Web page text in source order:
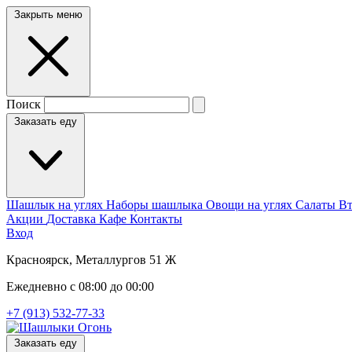
Закрыть меню
Поиск
Заказать еду
Шашлык на углях Наборы шашлыка Овощи на углях Салаты
Акции Доставка Кафе Контакты
Вход
Красноярск, Металлургов 51 Ж
Ежедневно с 08:00 до 00:00
+7 (913) 532-77-33
Заказать еду